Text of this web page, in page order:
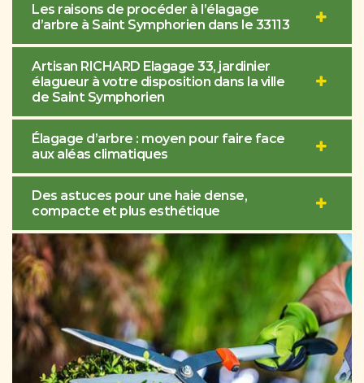
Les raisons de procéder à l’élagage
d’arbre à Saint Symphorien dans le 33113
Artisan RICHARD Elagage 33, jardinier
élagueur à votre disposition dans la ville
de Saint Symphorien
Élagage d’arbre : moyen pour faire face
aux aléas climatiques
Des astuces pour une haie dense,
compacte et plus esthétique